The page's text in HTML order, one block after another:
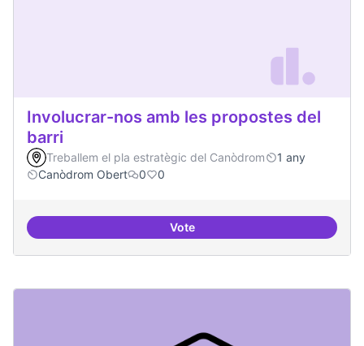
Involucrar-nos amb les propostes del
barri
Treballem el pla estratègic del Canòdrom
1 any
Canòdrom Obert
0 0
VoteInvolucrar-nos amb les